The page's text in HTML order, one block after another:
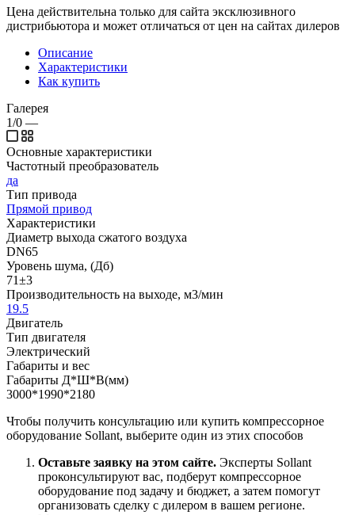
Цена действительна только для сайта эксклюзивного
дистрибьютора и может отличаться от цен на сайтах дилеров
Описание
Характеристики
Как купить
Галерея
1/0 —
Основные характеристики
Частотный преобразователь
да
Тип привода
Прямой привод
Характеристики
Диаметр выхода сжатого воздуха
DN65
Уровень шума, (Дб)
71±3
Производительность на выходе, м3/мин
19.5
Двигатель
Тип двигателя
Электрический
Габариты и вес
Габариты Д*Ш*В(мм)
3000*1990*2180
Чтобы получить консультацию или купить компрессорное
оборудование Sollant, выберите один из этих способов
Оставьте заявку на этом сайте. Эксперты Sollant
проконсультируют вас, подберут компрессорное
оборудование под задачу и бюджет, а затем помогут
организовать сделку с дилером в вашем регионе.